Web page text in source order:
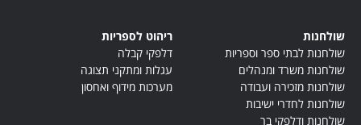
שולחנות
שולחנות לבתי ספר וספריות
שולחנות משרד ומנהלים
שולחנות מזכירה ועבודה
שולחנות לחדרי ישיבות
שולחנות ודלפקי בר
ריהוט לספריות
דלפקי קבלה
עגלות ומתקני תצוגה
מערכות מידוף ואחסון